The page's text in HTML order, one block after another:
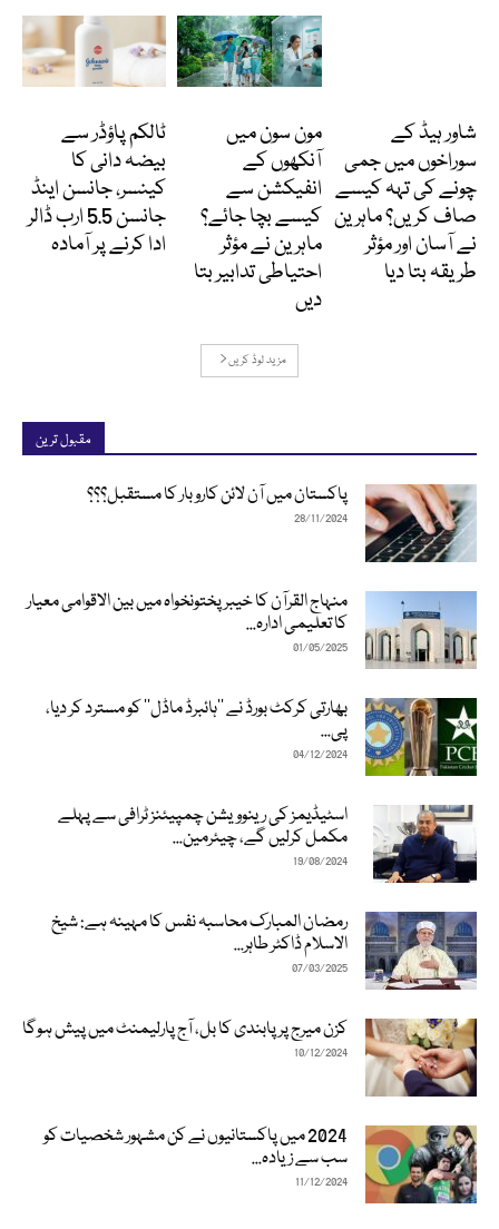
شاور ہیڈ کے
سوراخوں میں جمی
چونے کی تہہ کیسے
صاف کریں؟ ماہرین
نے آسان اور مؤثر
طریقہ بتا دیا
مون سون میں
آنکھوں کے
انفیکشن سے
کیسے بچا جائے؟
ماہرین نے مؤثر
احتیاطی تدابیر بتا
دیں
ٹالکم پاؤڈر سے
بیضہ دانی کا
کینسر، جانسن اینڈ
جانسن 5.5 ارب ڈالر
ادا کرنے پر آمادہ
مزید لوڈ کریں
مقبول ترین
پاکستان میں آن لائن کاروبار کا مستقبل؟؟؟
28/11/2024
منہاج القرآن کا خیبرپختونخواہ میں بین الاقوامی معیار
کا تعلیمی ادارہ...
01/05/2025
بھارتی کرکٹ بورڈ نے ’’ہائبرڈ ماڈل‘‘ کو مسترد کر دیا،
پی...
04/12/2024
اسٹیڈیمز کی رینوویشن چمپیئنز ٹرافی سے پہلے
مکمل کرلیں گے، چیئرمین...
19/08/2024
رمضان المبارک محاسبہ نفس کا مہینہ ہے: شیخ
الاسلام ڈاکٹر طاہر...
07/03/2025
کزن میرج پر پابندی کا بل، آج پارلیمنٹ میں پیش ہوگا
10/12/2024
2024 میں پاکستانیوں نے کن مشہور شخصیات کو
سب سے زیادہ...
11/12/2024